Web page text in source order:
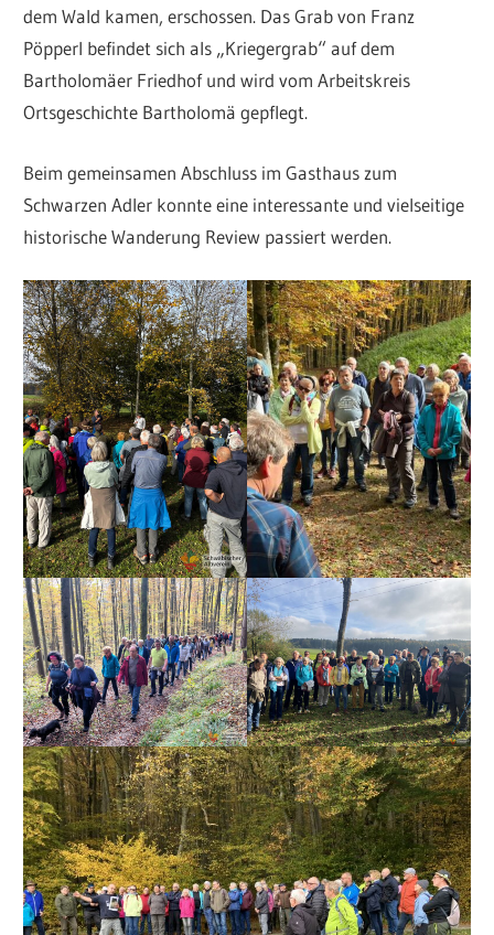
dem Wald kamen, erschossen. Das Grab von Franz
Pöpperl befindet sich als „Kriegergrab“ auf dem
Bartholomäer Friedhof und wird vom Arbeitskreis
Ortsgeschichte Bartholomä gepflegt.
Beim gemeinsamen Abschluss im Gasthaus zum
Schwarzen Adler konnte eine interessante und vielseitige
historische Wanderung Review passiert werden.